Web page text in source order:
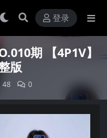
登录
期 【4P1V】
版
48 0